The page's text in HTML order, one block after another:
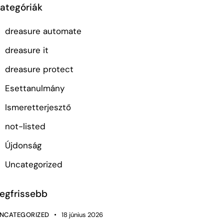
dreasure automate
dreasure it
dreasure protect
Esettanulmány
Ismeretterjesztő
not-listed
Újdonság
Uncategorized
18 június 2026